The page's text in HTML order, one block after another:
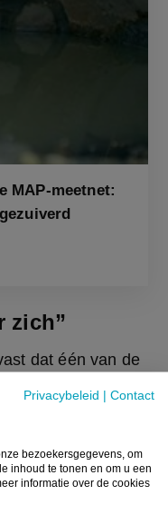
Privacybeleid | Contact
bezoekersgegevens, om
inhoud te tonen en om u een
informatie over de cookies
MAP-meetnet:
zich”
dat één van de
van het MAP-
landbouw wordt
niet is opgestart.
conclusies te
landbouwers,